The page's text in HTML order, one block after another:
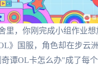
里，你刚完成小组作业想
》国服，角色却在步云
谭OL卡怎么办"成了每